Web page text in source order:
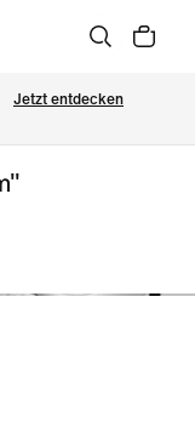
Jetzt entdecken